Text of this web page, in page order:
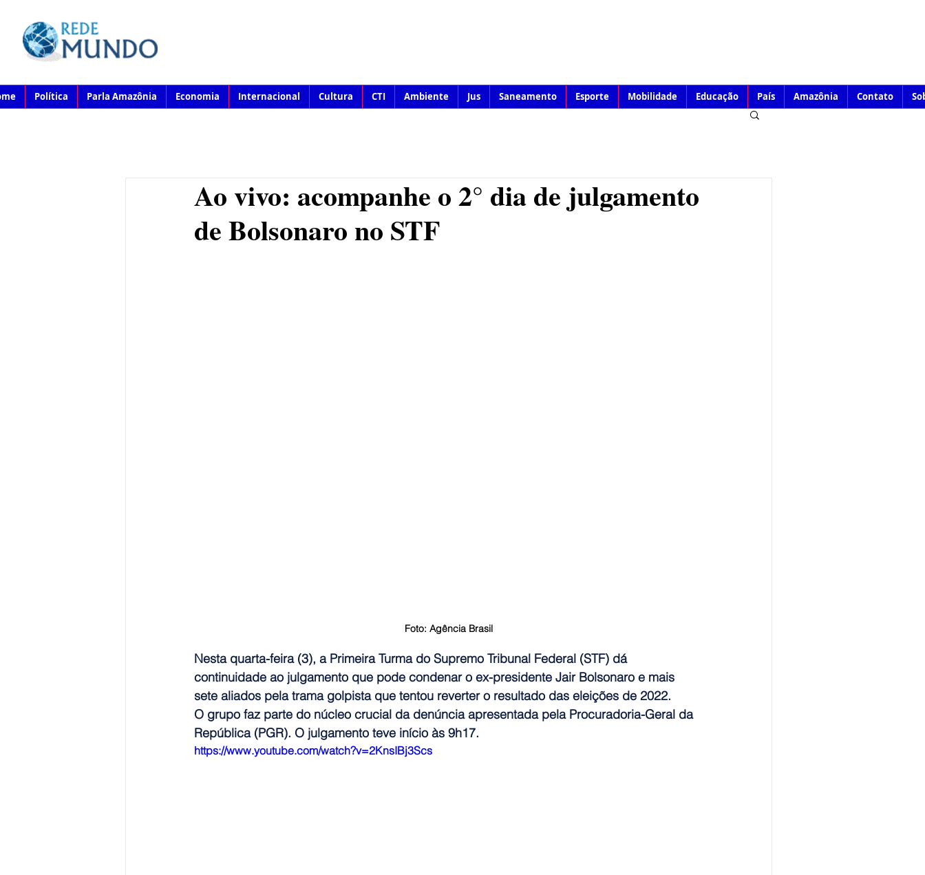
Política Parla Amazônia Economia Internacional Cultura CTI Ambiente Jus Saneamento Esporte Mobilidade Educação País Amazônia Contato
Ao vivo: acompanhe o 2° dia de julgamento
de Bolsonaro no STF
Foto: Agência Brasil
Nesta quarta-feira (3), a Primeira Turma do Supremo Tribunal Federal (STF) dá
continuidade ao julgamento que pode condenar o ex-presidente Jair Bolsonaro e mais
sete aliados pela trama golpista que tentou reverter o resultado das eleições de 2022.
O grupo faz parte do núcleo crucial da denúncia apresentada pela Procuradoria-Geral da
República (PGR). O julgamento teve início às 9h17.
https://www.youtube.com/watch?v=2KnsIBj3Scs